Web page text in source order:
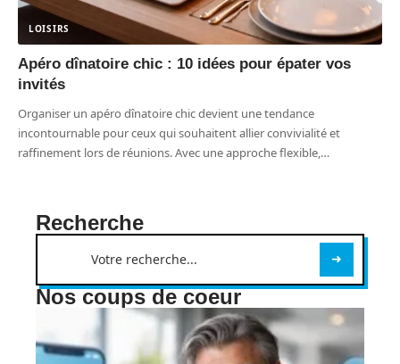
LOISIRS
Apéro dînatoire chic : 10 idées pour épater vos
invités
Organiser un apéro dînatoire chic devient une tendance
incontournable pour ceux qui souhaitent allier convivialité et
raffinement lors de réunions. Avec une approche flexible,…
Recherche
Nos coups de coeur